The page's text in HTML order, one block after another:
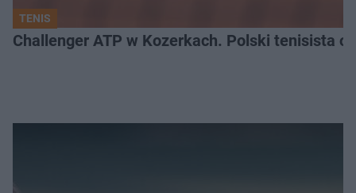
TENIS
Challenger ATP w Kozerkach. Polski tenisista